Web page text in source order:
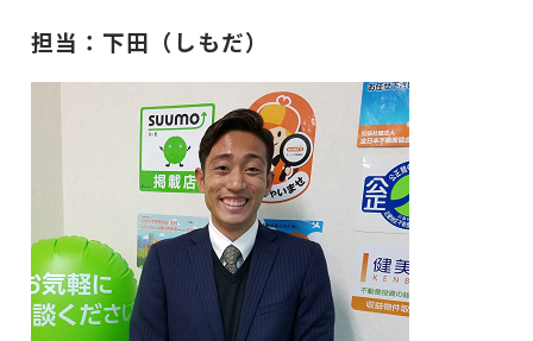
担当：下田（しもだ）